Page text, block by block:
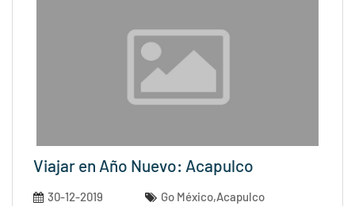
Viajar en Año Nuevo: Acapulco
30-12-2019 Go México,Acapulco